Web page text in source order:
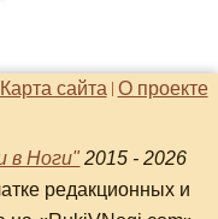
О проекте
Карта сайта
в Ноги" 2015 - 2026
редакционных и